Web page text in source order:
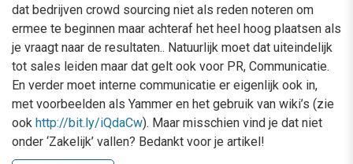
dat bedrijven crowd sourcing niet als reden noteren om
ermee te beginnen maar achteraf het heel hoog plaatsen als
je vraagt naar de resultaten.. Natuurlijk moet dat uiteindelijk
tot sales leiden maar dat gelt ook voor PR, Communicatie.
En verder moet interne communicatie er eigenlijk ook in,
met voorbeelden als Yammer en het gebruik van wiki’s (zie
ook http://bit.ly/iQdaCw). Maar misschien vind je dat niet
onder ‘Zakelijk’ vallen? Bedankt voor je artikel!